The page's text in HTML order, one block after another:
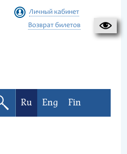
Личный кабинет
Возврат билетов
Ru Eng Fin